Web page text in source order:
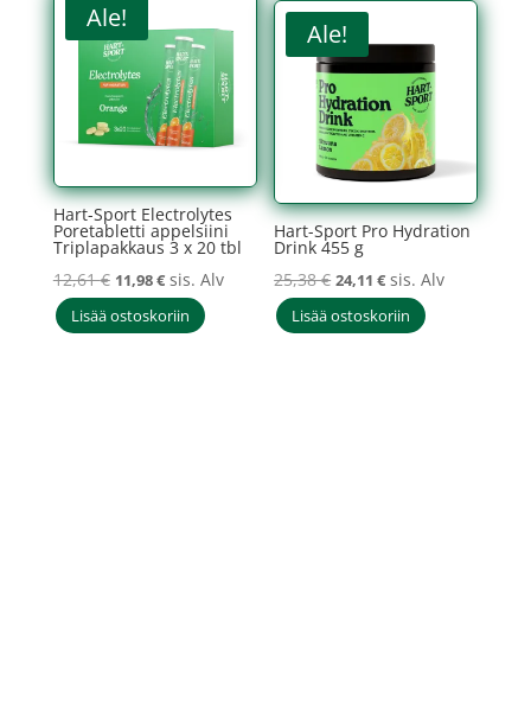
Ale!
Hart-Sport Electrolytes
Poretabletti appelsiini
Triplapakkaus 3 x 20 tbl
12,61€ Alkuperäinen
hinta
oli:
11,98€Nykyinen
hinta
on:
sis. Alv
Lisää ostoskoriin
Ale!
Hart-Sport Pro Hydration
Drink 455 g
25,38€ Alkuperäinen
hinta
oli:
24,11€Nykyinen
hinta
on:
sis. Alv
Lisää ostoskoriin